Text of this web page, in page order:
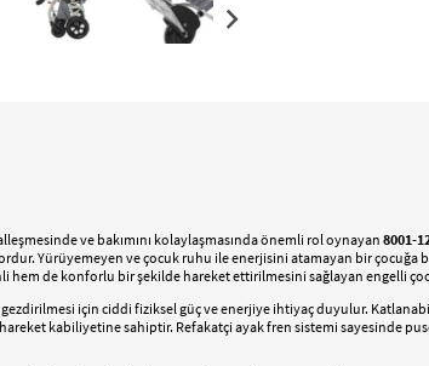
ve bakımını kolaylaşmasında önemli rol oynayan 8001-
Yürüyemeyen ve çocuk ruhu ile enerjisini atamayan bir çocuğa
hem de konforlu bir şekilde hareket ettirilmesini sağlayan engelli
için ciddi fiziksel güç ve enerjiye ihtiyaç duyulur.
kabiliyetine sahiptir. Refakatçi ayak fren sistemi sayesinde